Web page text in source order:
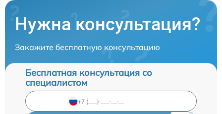
Нужна консультация?
Закажите бесплатную консультацию
Бесплатная консультация со
специалистом